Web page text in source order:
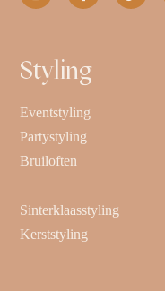
Styling
Eventstyling
Partystyling
Bruiloften
Sinterklaasstyling
Kerststyling